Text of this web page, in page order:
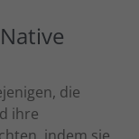
die
ihre
indem sie